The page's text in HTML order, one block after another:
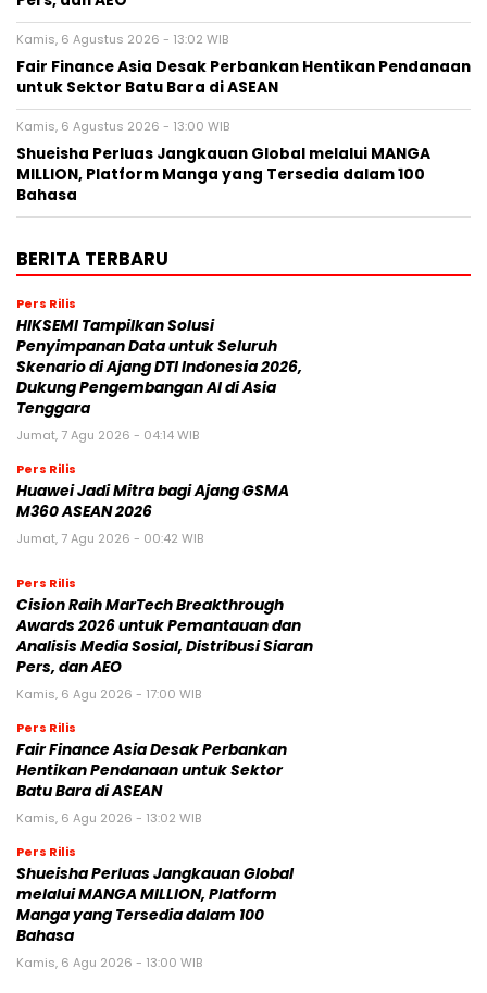
Kamis, 6 Agustus 2026 - 13:02 WIB
Fair Finance Asia Desak Perbankan Hentikan Pendanaan
untuk Sektor Batu Bara di ASEAN
Kamis, 6 Agustus 2026 - 13:00 WIB
Shueisha Perluas Jangkauan Global melalui MANGA
MILLION, Platform Manga yang Tersedia dalam 100
Bahasa
BERITA TERBARU
Pers Rilis
HIKSEMI Tampilkan Solusi
Penyimpanan Data untuk Seluruh
Skenario di Ajang DTI Indonesia 2026,
Dukung Pengembangan AI di Asia
Tenggara
Jumat, 7 Agu 2026 - 04:14 WIB
Pers Rilis
Huawei Jadi Mitra bagi Ajang GSMA
M360 ASEAN 2026
Jumat, 7 Agu 2026 - 00:42 WIB
Pers Rilis
Cision Raih MarTech Breakthrough
Awards 2026 untuk Pemantauan dan
Analisis Media Sosial, Distribusi Siaran
Pers, dan AEO
Kamis, 6 Agu 2026 - 17:00 WIB
Pers Rilis
Fair Finance Asia Desak Perbankan
Hentikan Pendanaan untuk Sektor
Batu Bara di ASEAN
Kamis, 6 Agu 2026 - 13:02 WIB
Pers Rilis
Shueisha Perluas Jangkauan Global
melalui MANGA MILLION, Platform
Manga yang Tersedia dalam 100
Bahasa
Kamis, 6 Agu 2026 - 13:00 WIB